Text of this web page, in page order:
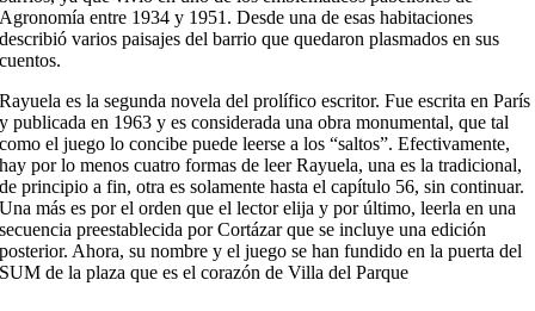
Agronomía entre 1934 y 1951. Desde una de esas habitaciones
describió varios paisajes del barrio que quedaron plasmados en sus
cuentos.
Rayuela es la segunda novela del prolífico escritor. Fue escrita en París
y publicada en 1963 y es considerada una obra monumental, que tal
como el juego lo concibe puede leerse a los “saltos”. Efectivamente,
hay por lo menos cuatro formas de leer Rayuela, una es la tradicional,
de principio a fin, otra es solamente hasta el capítulo 56, sin continuar.
Una más es por el orden que el lector elija y por último, leerla en una
secuencia preestablecida por Cortázar que se incluye una edición
posterior. Ahora, su nombre y el juego se han fundido en la puerta del
SUM de la plaza que es el corazón de Villa del Parque